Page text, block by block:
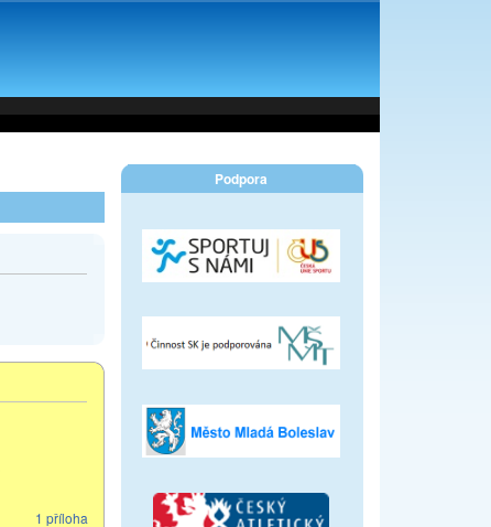
1 příloha
Podpora